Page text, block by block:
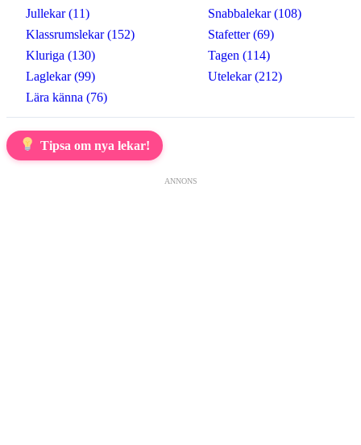
Jullekar (11)
Klassrumslekar (152)
Kluriga (130)
Laglekar (99)
Lära känna (76)
Snabbalekar (108)
Stafetter (69)
Tagen (114)
Utelekar (212)
Tipsa om nya lekar!
ANNONS